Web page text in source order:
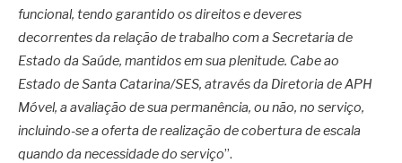
funcional, tendo garantido os direitos e deveres
decorrentes da relação de trabalho com a Secretaria de
Estado da Saúde, mantidos em sua plenitude. Cabe ao
Estado de Santa Catarina/SES, através da Diretoria de APH
Móvel, a avaliação de sua permanência, ou não, no serviço,
incluindo-se a oferta de realização de cobertura de escala
quando da necessidade do serviço”.